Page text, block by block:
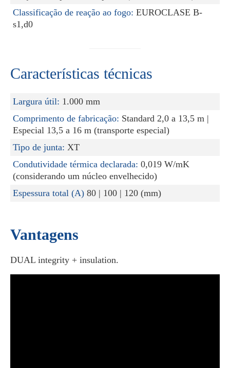
Classificação de reação ao fogo: EUROCLASE B-
s1,d0
Características técnicas
Largura útil: 1.000 mm
Comprimento de fabricação: Standard 2,0 a 13,5 m |
Especial 13,5 a 16 m (transporte especial)
Tipo de junta: XT
Condutividade térmica declarada: 0,019 W/mK
(considerando um núcleo envelhecido)
Espessura total (A) 80 | 100 | 120 (mm)
Vantagens
DUAL integrity + insulation.